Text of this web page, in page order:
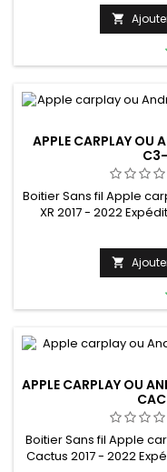

APPLE CARPLAY OU
Boitier Sans fil Apple
XR 2017 - 2022
contacter

APPLE CARPLAY OU
Boitier Sans fil Apple
Cactus 2017 - 2022